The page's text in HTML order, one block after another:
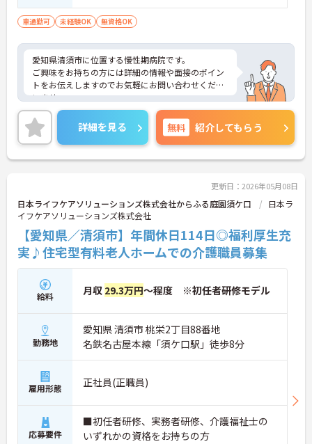
車通勤可 未経験OK 無資格OK
愛知県清須市に位置する慢性期病院です。
ご興味をお持ちの方には詳細の情報や面接のポイン
トをお伝えしますのでお気軽にお問い合わせくださ
いませ。
詳細を見る 無料 紹介してもらう
更新日：2026年05月08日
日本ライフケアソリューションズ株式会社からふる庭園須ケ口
日本ラ
イフケアソリューションズ株式会社
【愛知県／清須市】年間休日114日◎福利厚生充
実♪住宅型有料老人ホームでの介護職員募集
給料 月収 29.3万円～程度 ※初任者研修モデル
勤務地
愛知県 清須市 桃栄2丁目88番地
名鉄名古屋本線「須ケ口駅」徒歩8分
雇用形態 正社員(正職員)
応募要件
■初任者研修、実務者研修、介護福祉士の
いずれかの資格をお持ちの方